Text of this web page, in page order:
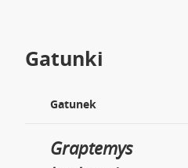
Gatunki
Gatunek
Graptemys